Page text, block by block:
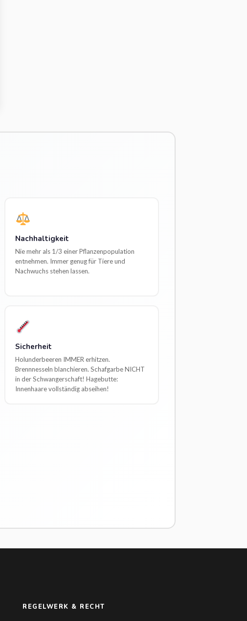
Nachhaltigkeit
Nie mehr als 1/3 einer Pflanzenpopulation
entnehmen. Immer genug für Tiere und
Nachwuchs stehen lassen.
Sicherheit
Holunderbeeren IMMER erhitzen.
Brennnesseln blanchieren. Schafgarbe NICHT
in der Schwangerschaft! Hagebutte:
Innenhaare vollständig abseihen!
REGELWERK & RECHT